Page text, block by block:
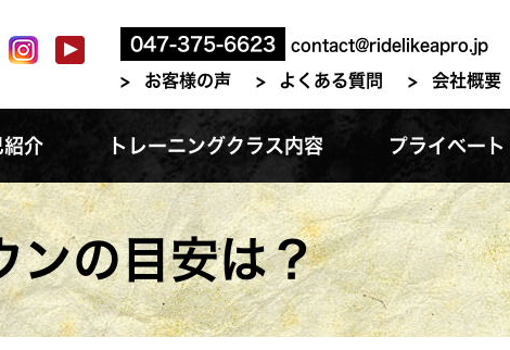
047-375-6623 contact@ridelikeapro.jp
お客様の声 よくある質問 会社概要
紹介 トレーニングクラス内容 プライベー
ンの目安は？